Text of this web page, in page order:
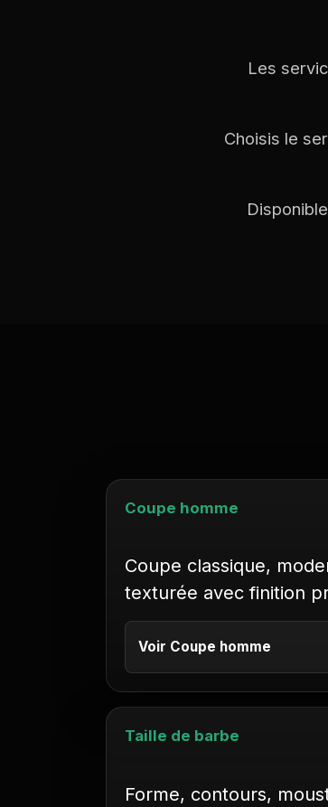
Les
Choisis le
Coupe homme
Coupe classique,
texturée avec finition
Voir Coupe homme
Taille de barbe
Forme, contours,